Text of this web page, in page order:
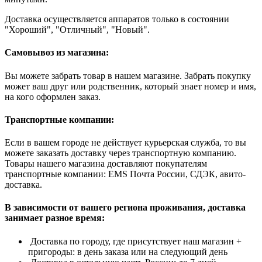
Доставка осуществляется аппаратов только в состоянии
"Хороший", "Отличный", "Новый".
Самовывоз из магазина:
Вы можете забрать товар в нашем магазине. Забрать покупку
может ваш друг или родственник, который знает номер и имя,
на кого оформлен заказ.
Транспортные компании:
Если в вашем городе не действует курьерская служба, то вы
можете заказать доставку через транспортную компанию.
Товары нашего магазина доставляют покупателям
транспортные компании: EMS Почта России, СДЭК, авито-
доставка.
В зависимости от вашего региона проживания, доставка
занимает разное время:
Доставка по городу, где присутствует наш магазин +
пригороды: в день заказа или на следующий день